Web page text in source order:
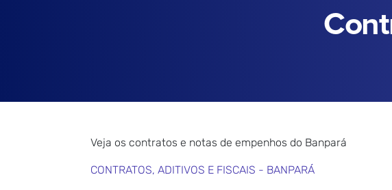
Veja os contratos e notas de empenhos do Banpará
CONTRATOS, ADITIVOS E FISCAIS - BANPARÁ